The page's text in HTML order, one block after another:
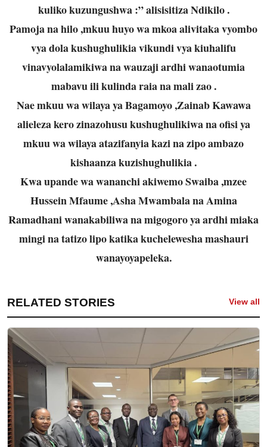
kuliko kuzungushwa :” alisisitiza Ndikilo .
Pamoja na hilo ,mkuu huyo wa mkoa alivitaka vyombo
vya dola kushughulikia vikundi vya kiuhalifu
vinavyolalamikiwa na wauzaji ardhi wanaotumia
mabavu ili kulinda raia na mali zao .
Nae mkuu wa wilaya ya Bagamoyo ,Zainab Kawawa
alieleza kero zinazohusu kushughulikiwa na ofisi ya
mkuu wa wilaya atazifanyia kazi na zipo ambazo
kishaanza kuzishughulikia .
Kwa upande wa wananchi akiwemo Swaiba ,mzee
Hussein Mfaume ,Asha Mwambala na Amina
Ramadhani wanakabiliwa na migogoro ya ardhi miaka
mingi na tatizo lipo katika kuchelewesha mashauri
wanayoyapeleka.
RELATED STORIES View all